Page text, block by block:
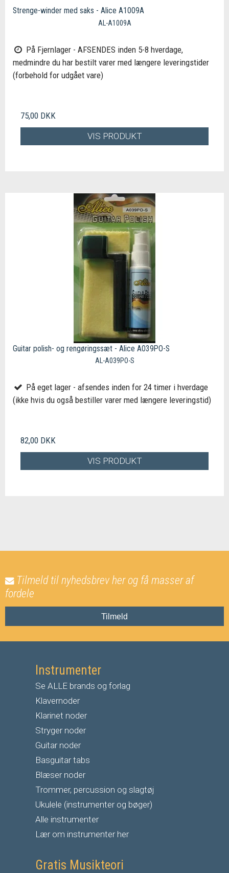
Strenge-winder med saks - Alice A1009A
AL-A1009A
På Fjernlager - AFSENDES inden 5-8 hverdage,
medmindre du har bestilt varer med længere leveringstider
(forbehold for udgået vare)
75,00 DKK
VIS PRODUKT
Guitar polish- og rengøringssæt - Alice A039PO-S
AL-A039PO-S
På eget lager - afsendes inden for 24 timer i hverdage
(ikke hvis du også bestiller varer med længere leveringstid)
82,00 DKK
VIS PRODUKT
Tilmeld til nyhedsbrev her og få masser af
fordele
Tilmeld
Instrumenter
Se ALLE brands og forlag
Klavernoder
Klarinet noder
Stryger noder
Guitar noder
Basguitar tabs
Blæser noder
Trommer, percussion og slagtøj
Ukulele (instrumenter og bøger)
Alle instrumenter
Lær om instrumenter her
Gratis Musikteori